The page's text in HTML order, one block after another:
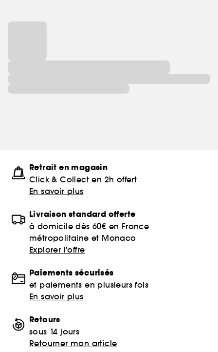
Retrait en magasin
Click & Collect en 2h offert
En savoir plus
Livraison standard offerte
à domicile dès 60€ en France
métropolitaine et Monaco
Explorer l'offre
Paiements sécurisés
et paiements en plusieurs fois
En savoir plus
Retours
sous 14 jours
Retourner mon article